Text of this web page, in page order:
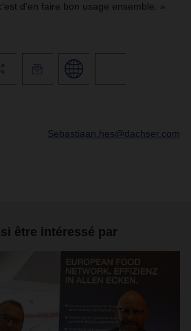
d'en faire bon usage ensemble. »
Sebastiaan.hes@dachser.com
être intéressé par